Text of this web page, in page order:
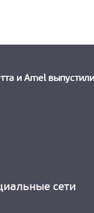
и Amel
сети